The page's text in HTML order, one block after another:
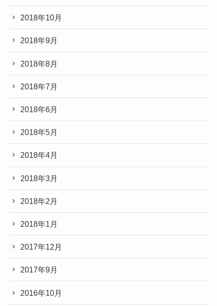
2018年10月
2018年9月
2018年8月
2018年7月
2018年6月
2018年5月
2018年4月
2018年3月
2018年2月
2018年1月
2017年12月
2017年9月
2016年10月